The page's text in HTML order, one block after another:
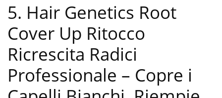
5. Hair Genetics Root
Cover Up Ritocco
Ricrescita Radici
Professionale – Copre i